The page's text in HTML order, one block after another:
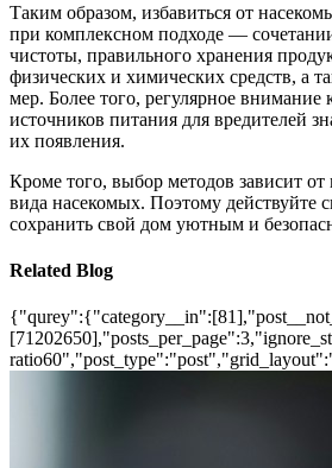
Таким образом, избавиться от
при комплексном подходе —
чистоты, правильного хранения
физических и химических средств, а
мер. Более того, регулярное внимание
источников питания для вредителей
их появления.
Кроме того, выбор методов зависит
вида насекомых. Поэтому действуйте
сохранить свой дом уютным и
Related Blog